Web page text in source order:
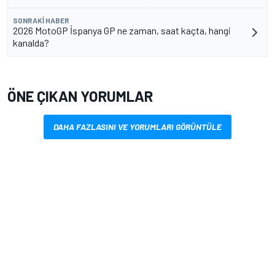
SONRAKI HABER
2026 MotoGP İspanya GP ne zaman, saat kaçta, hangi
kanalda?
ÖNE ÇIKAN YORUMLAR
DAHA FAZLASINI VE YORUMLARI GÖRÜNTÜLE